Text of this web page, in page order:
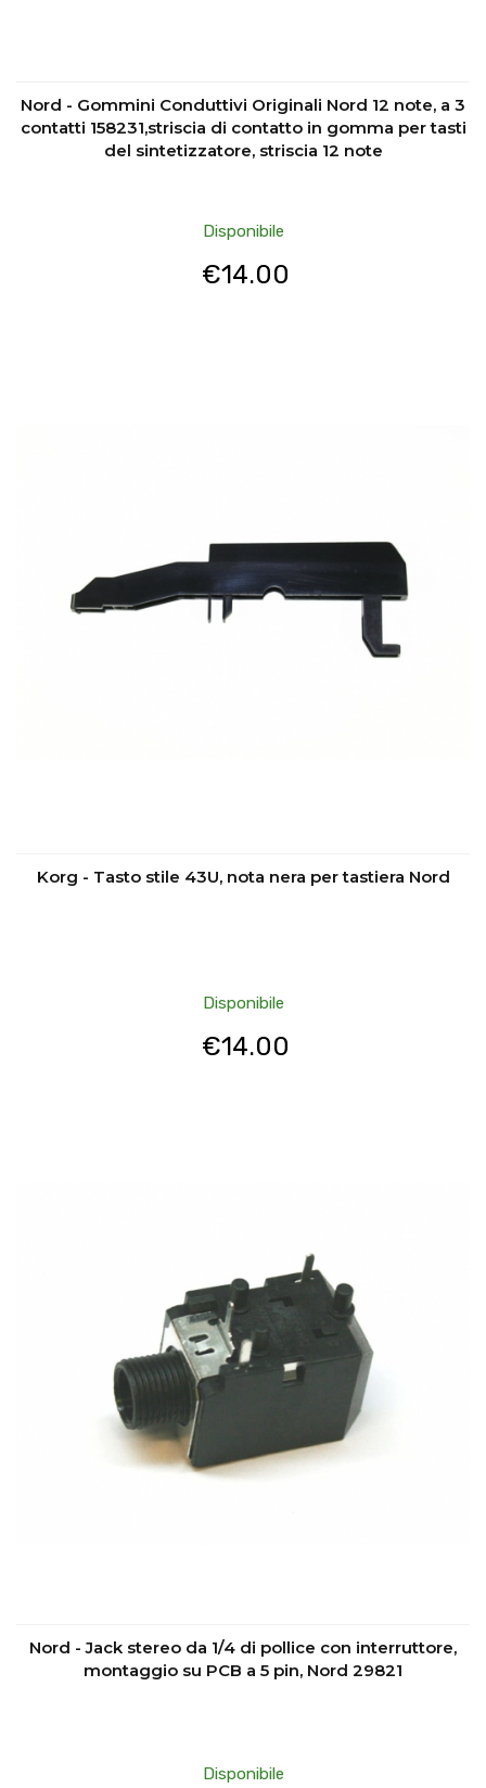
Nord - Gommini Conduttivi Originali Nord 12 note, a 3
contatti 158231,striscia di contatto in gomma per tasti
del sintetizzatore, striscia 12 note
Disponibile
€14.00
Korg - Tasto stile 43U, nota nera per tastiera Nord
Disponibile
€14.00
Nord - Jack stereo da 1/4 di pollice con interruttore,
montaggio su PCB a 5 pin, Nord 29821
Disponibile